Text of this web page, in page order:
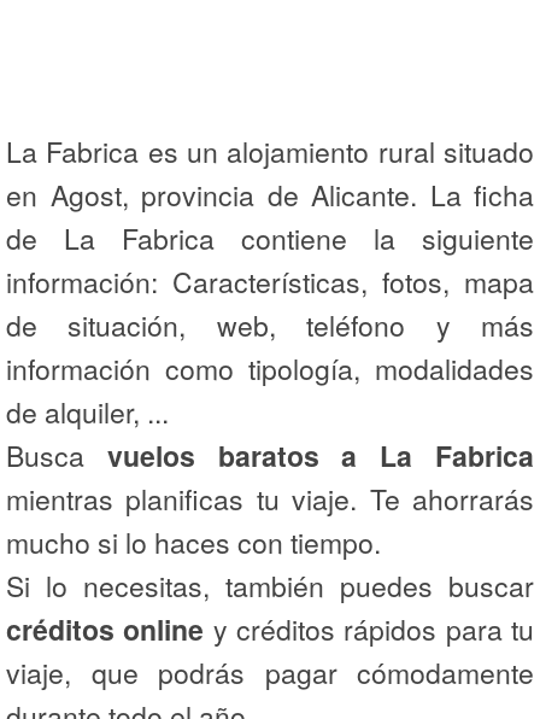
La Fabrica es un alojamiento rural situado
en Agost, provincia de Alicante. La ficha
de La Fabrica contiene la siguiente
información: Características, fotos, mapa
de situación, web, teléfono y más
información como tipología, modalidades
de alquiler, ...
Busca vuelos baratos a La Fabrica
mientras planificas tu viaje. Te ahorrarás
mucho si lo haces con tiempo.
Si lo necesitas, también puedes buscar
créditos online y créditos rápidos para tu
viaje, que podrás pagar cómodamente